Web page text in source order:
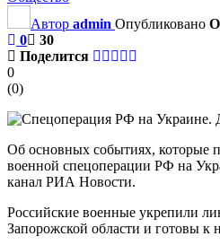
Автор admin Опубликовано
0
30
Поделится
0
(0)
Об основных событиях, которые
военной спецоперации РФ на
канал РИА Новости.
Российские военные укрепили
Запорожской области и готовы к